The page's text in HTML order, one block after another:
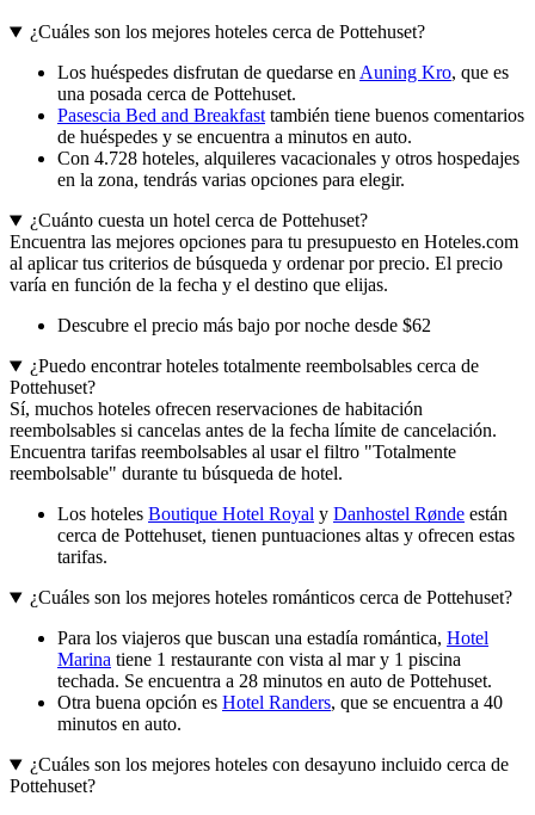
¿Cuáles son los mejores hoteles cerca de Pottehuset?
Los huéspedes disfrutan de quedarse en Auning Kro, que es
una posada cerca de Pottehuset.
Pasescia Bed and Breakfast también tiene buenos comentarios
de huéspedes y se encuentra a minutos en auto.
Con 4.728 hoteles, alquileres vacacionales y otros hospedajes
en la zona, tendrás varias opciones para elegir.
¿Cuánto cuesta un hotel cerca de Pottehuset?
Encuentra las mejores opciones para tu presupuesto en Hoteles.com
al aplicar tus criterios de búsqueda y ordenar por precio. El precio
varía en función de la fecha y el destino que elijas.
Descubre el precio más bajo por noche desde $62
¿Puedo encontrar hoteles totalmente reembolsables cerca de
Pottehuset?
Sí, muchos hoteles ofrecen reservaciones de habitación
reembolsables si cancelas antes de la fecha límite de cancelación.
Encuentra tarifas reembolsables al usar el filtro "Totalmente
reembolsable" durante tu búsqueda de hotel.
Los hoteles Boutique Hotel Royal y Danhostel Rønde están
cerca de Pottehuset, tienen puntuaciones altas y ofrecen estas
tarifas.
¿Cuáles son los mejores hoteles románticos cerca de Pottehuset?
Para los viajeros que buscan una estadía romántica, Hotel
Marina tiene 1 restaurante con vista al mar y 1 piscina
techada. Se encuentra a 28 minutos en auto de Pottehuset.
Otra buena opción es Hotel Randers, que se encuentra a 40
minutos en auto.
¿Cuáles son los mejores hoteles con desayuno incluido cerca de
Pottehuset?